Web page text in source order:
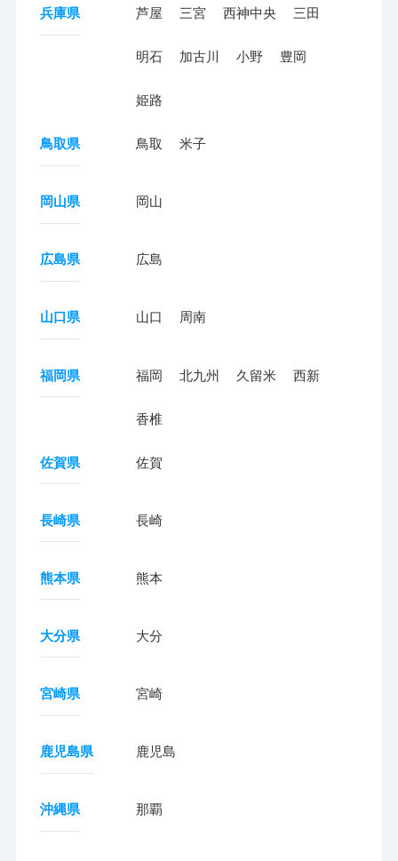
兵庫県 芦屋 三宮 西神中央 三田
明石 加古川 小野 豊岡
姫路
鳥取県 鳥取 米子
岡山県 岡山
広島県 広島
山口県 山口 周南
福岡県 福岡 北九州 久留米 西新
香椎
佐賀県 佐賀
長崎県 長崎
熊本県 熊本
大分県 大分
宮崎県 宮崎
鹿児島県 鹿児島
沖縄県 那覇